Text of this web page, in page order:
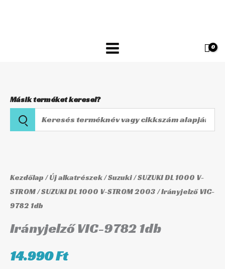
Másik terméket keresel?
Keresés
terméknév
alapján
Kezdőlap/Új alkatrészek/Suzuki/SUZUKI DL 1000 V-
STROM/SUZUKI DL 1000 V-STROM 2003/ Irányjelző VIC-
9782 1db
Irányjelző VIC-9782 1db
14.990Ft
9782
1db
mennyiség